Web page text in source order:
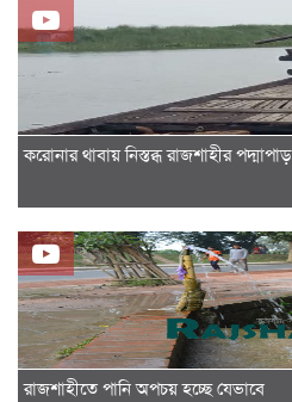
করোনার থাবায় নিস্তব্ধ রাজশাহীর পদ্মাপাড়
রাজশাহীতে পানি অপচয় হচ্ছে যেভাবে